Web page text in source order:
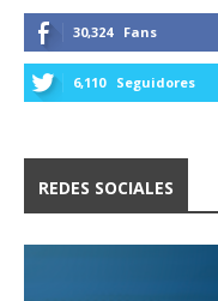
30,324 Fans
6,110 Seguidores
REDES SOCIALES